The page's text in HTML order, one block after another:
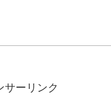
サーリンク